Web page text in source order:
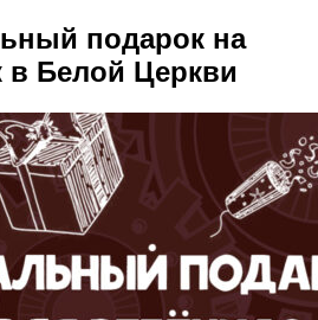
подарок на
в Белой Церкви